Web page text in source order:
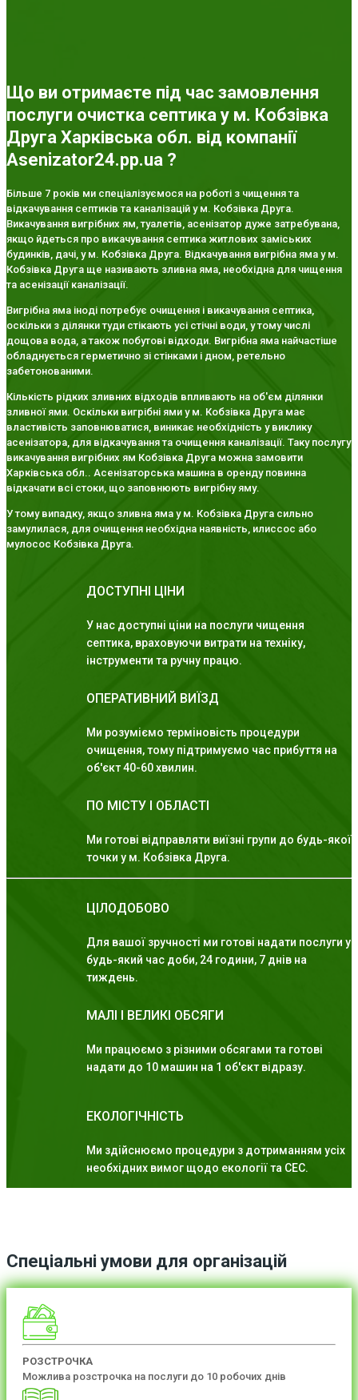
Що ви отримаєте під час замовлення
послуги очистка септика у м. Кобзівка
Друга Харківська обл. від компанії
Asenizator24.pp.ua ?
Більше 7 років ми спеціалізуємося на роботі з чищення та
відкачування септиків та каналізацій у м. Кобзівка Друга.
Викачування вигрібних ям, туалетів, асенізатор дуже затребувана,
якщо йдеться про викачування септика житлових заміських
будинків, дачі, у м. Кобзівка Друга. Відкачування вигрібна яма у м.
Кобзівка Друга ще називають зливна яма, необхідна для чищення
та асенізації каналізації.
Вигрібна яма іноді потребує очищення і викачування септика,
оскільки з ділянки туди стікають усі стічні води, у тому числі
дощова вода, а також побутові відходи. Вигрібна яма найчастіше
обладнується герметично зі стінками і дном, ретельно
забетонованими.
Кількість рідких зливних відходів впливають на об'єм ділянки
зливної ями. Оскільки вигрібні ями у м. Кобзівка Друга має
властивість заповнюватися, виникає необхідність у виклику
асенізатора, для відкачування та очищення каналізації. Таку послугу
викачування вигрібних ям Кобзівка Друга можна замовити
Харківська обл.. Асенізаторська машина в оренду повинна
відкачати всі стоки, що заповнюють вигрібну яму.
У тому випадку, якщо зливна яма у м. Кобзівка Друга сильно
замулилася, для очищення необхідна наявність, илиссос або
мулосос Кобзівка Друга.
ДОСТУПНІ ЦІНИ
У нас доступні ціни на послуги чищення
септика, враховуючи витрати на техніку,
інструменти та ручну працю.
ОПЕРАТИВНИЙ ВИЇЗД
Ми розуміємо терміновість процедури
очищення, тому підтримуємо час прибуття на
об'єкт 40-60 хвилин.
ПО МІСТУ І ОБЛАСТІ
Ми готові відправляти виїзні групи до будь-якої
точки у м. Кобзівка Друга.
ЦІЛОДОБОВО
Для вашої зручності ми готові надати послуги у
будь-який час доби, 24 години, 7 днів на
тиждень.
МАЛІ І ВЕЛИКІ ОБСЯГИ
Ми працюємо з різними обсягами та готові
надати до 10 машин на 1 об'єкт відразу.
ЕКОЛОГІЧНІСТЬ
Ми здійснюємо процедури з дотриманням усіх
необхідних вимог щодо екології та СЕС.
Спеціальні умови для організацій
РОЗСТРОЧКА
Можлива розстрочка на послуги до 10 робочих днів